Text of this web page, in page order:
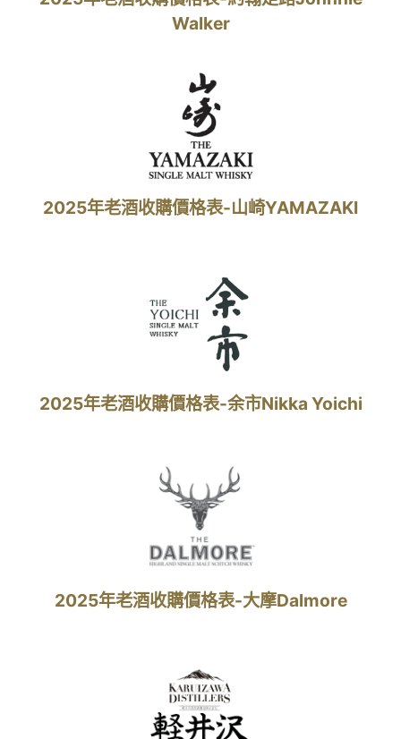
Walker
2025年老酒收購價格表-山崎YAMAZAKI
2025年老酒收購價格表-余市Nikka Yoichi
2025年老酒收購價格表-大摩Dalmore